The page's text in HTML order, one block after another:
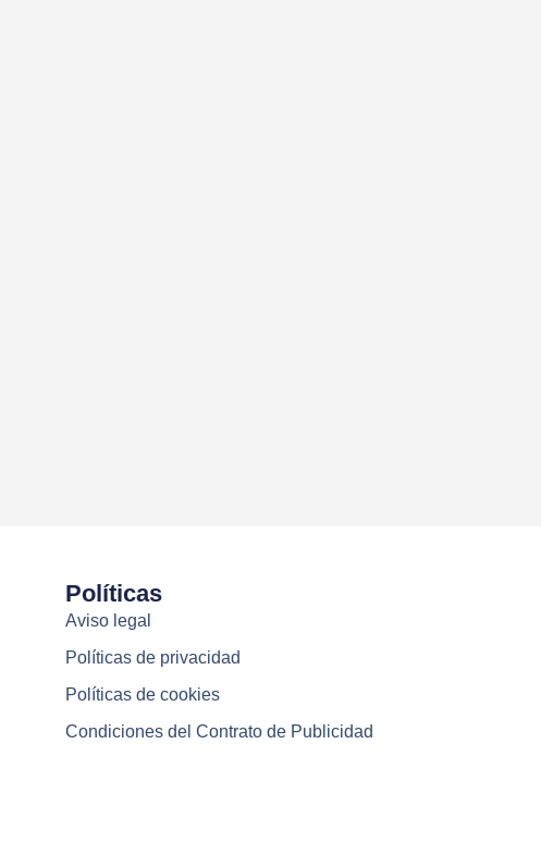
Políticas
Aviso legal
Políticas de privacidad
Políticas de cookies
Condiciones del Contrato de Publicidad